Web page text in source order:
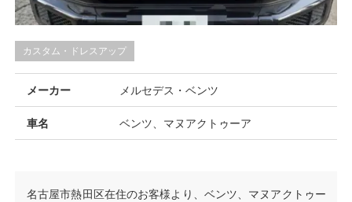
カスタム・ドレスアップ
メーカー メルセデス・ベンツ
車名 ベンツ、マヌアクトゥーア
名古屋市熱田区在住のお客様より、ベンツ、マヌアクトゥー